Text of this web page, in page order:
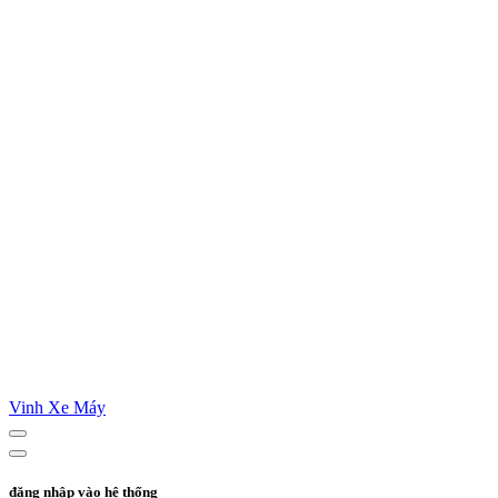
Vinh Xe Máy
đăng nhập vào hệ thống